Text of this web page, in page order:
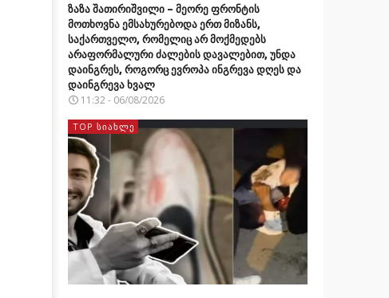
ზაზა შათირიშვილი – მეორე ფრონტის
მოთხოვნა ემსახურებოდა ერთ მიზანს,
საქართველო, რომელიც არ მოქმედებს
არაფორმალური ძალების დავალებით, უნდა
დაინგრეს, როგორც ევროპა ინგრევა დღეს და
დაინგრევა ხვალ
11:32 - 06/08/2026
TOP ᲡᲘᲐᲮᲚᲔ